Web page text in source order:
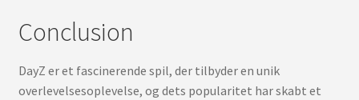
Conclusion
DayZ er et fascinerende spil, der tilbyder en unik
overlevelsesoplevelse, og dets popularitet har skabt et